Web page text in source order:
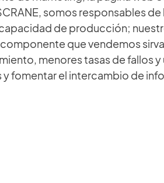
de producción,
y usuario,
esquemas
materiales y
somos responsables
de producción;
que vendemos
menores tasas de fallos
fomentar el intercambio de